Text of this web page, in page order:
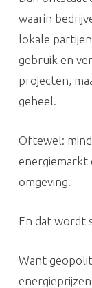
waarin
lokale
gebruik en
projecten,
geheel.
Oftewel:
energiemarkt
omgeving.
En dat wordt
Want